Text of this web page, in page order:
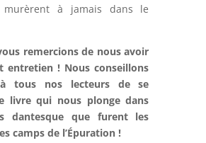
murèrent à jamais dans le
remercions de nous avoir
entretien ! Nous conseillons
tous nos lecteurs de se
livre qui nous plonge dans
dantesque que furent les
camps de l’Épuration !